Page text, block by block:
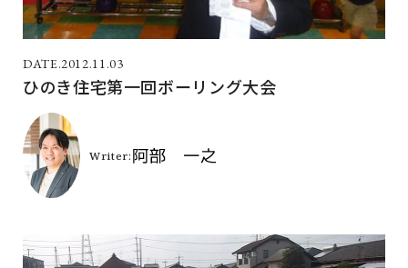
2012.11.03
ひのき住宅第一回ボーリング大会